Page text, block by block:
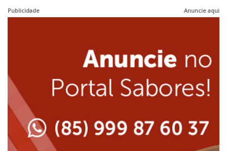
Japonesa e Oriental
Lanchonetes
Massas
Peixes e Frutos do Mar
Publicidade Anuncie aqui